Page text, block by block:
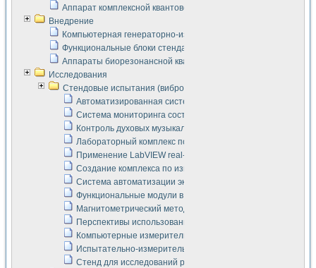
Аппарат комплексной квантовой терапии Интроскан
Внедрение
Компьютерная генераторно-измерительная система
Функциональные блоки стенда "Сигнал-USB"
Аппараты биорезонансной квантовой терапии серии СКАН
Исследования
Стендовые испытания (виброакустика, тензометрия и т.п.)
Автоматизированная система измерения параметров
Система мониторинга состояния тяговых
Контроль духовых музыкальных инструментов
Лабораторный комплекс по исследованию элементной
Применение LabVIEW real-time module для
Создание комплекса по измерению скорости подвижного
Система автоматизации экспериментальных
Функциональные модули в стандарте Nl SCXI для
Магнитометрический метод в дефектоскопии сварных
Перспективы использования машинного зрения в
Компьютерные измерительные системы для
Испытательно-измерительный комплекс аппаратуры для
Стенд для исследований рабочих процессов ДВС в